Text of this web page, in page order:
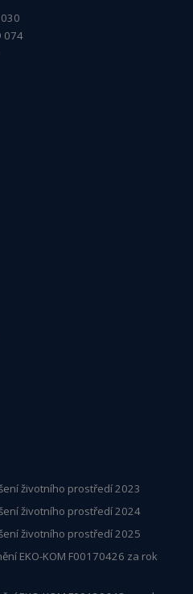
074
životního prostředí 2023
životního prostředí 2024
životního prostředí 2025
EKO-KOM F00170426 za rok